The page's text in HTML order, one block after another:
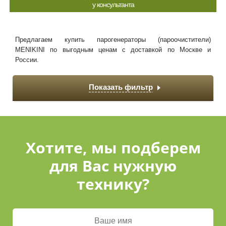
Показать фильтр
у консультанта
Предлагаем купить парогенераторы (пароочистители)
MENIKINI по выгодным ценам с доставкой по Москве и
России.
Хотите, мы подберем
для Вас нужную
технику?